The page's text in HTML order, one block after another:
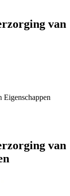
van
Eigenschappen
van